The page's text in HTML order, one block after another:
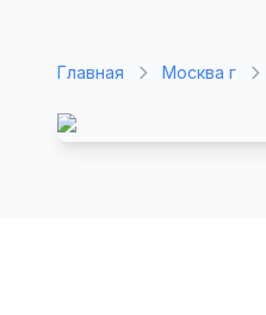
Главная Москва г